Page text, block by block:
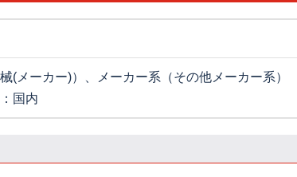
(メーカー)）、メーカー系（その他メーカー系）
国内